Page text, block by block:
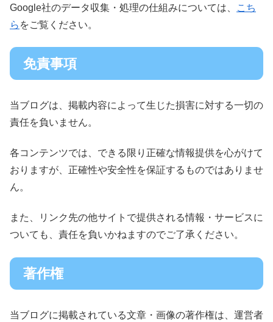
Google社のデータ収集・処理の仕組みについては、
こち
ら をご覧ください。
免責事項
当ブログは、掲載内容によって生じた損害に対する一切の
責任を負いません。
各コンテンツでは、できる限り正確な情報提供を心がけて
おりますが、正確性や安全性を保証するものではありませ
ん。
また、リンク先の他サイトで提供される情報・サービスに
ついても、責任を負いかねますのでご了承ください。
著作権
当ブログに掲載されている文章・画像の著作権は、運営者